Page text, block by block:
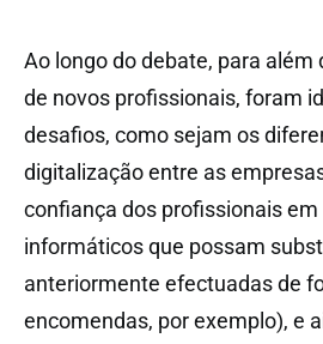
Ao longo do debate, para além
de novos profissionais, foram
desafios, como sejam os
digitalização entre as
confiança dos profissionais
informáticos que possam
anteriormente efectuadas de
encomendas, por exemplo), e